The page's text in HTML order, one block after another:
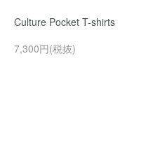
Culture Pocket T-shirts
7,300円(税抜)